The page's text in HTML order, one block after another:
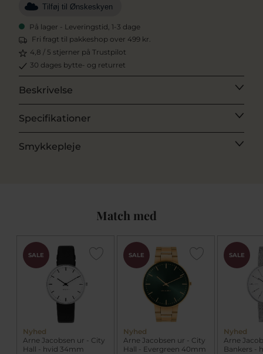
Tilføj til Ønskeskyen
På lager - Leveringstid, 1-3 dage
Fri fragt til pakkeshop over 499 kr.
4,8 / 5 stjerner på Trustpilot
30 dages bytte- og returret
Beskrivelse
Specifikationer
Smykkepleje
Match med
SALE
Nyhed
Arne Jacobsen ur - City
Hall - hvid 34mm
SALE
Nyhed
Arne Jacobsen ur - City
Hall - Evergreen 40mm
SALE
Nyhed
Arne
Bankers -